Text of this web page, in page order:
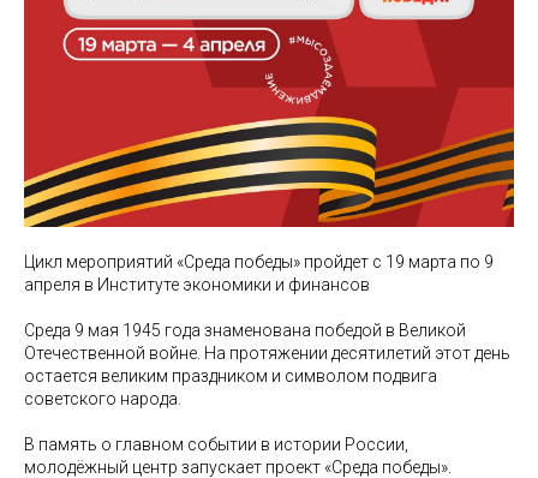
Цикл мероприятий «Среда победы» пройдет с 19 марта по 9
апреля в Институте экономики и финансов
Среда 9 мая 1945 года знаменована победой в Великой
Отечественной войне. На протяжении десятилетий этот день
остается великим праздником и символом подвига
советского народа.
В память о главном событии в истории России,
молодёжный центр запускает проект «Среда победы».